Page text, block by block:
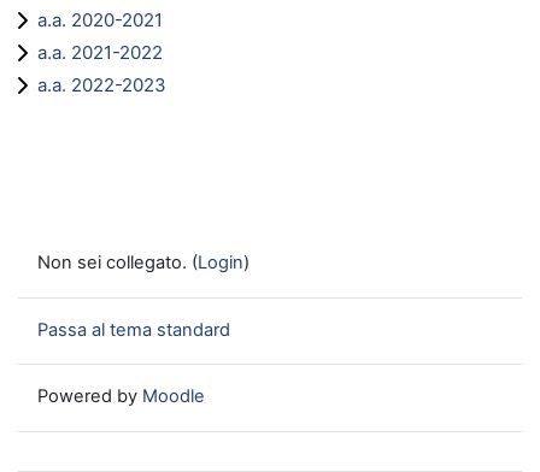
a.a. 2020-2021
a.a. 2021-2022
a.a. 2022-2023
Non sei collegato. (Login)
Passa al tema standard
Powered by Moodle